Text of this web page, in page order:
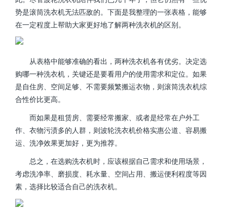
势是滚筒洗衣机无法匹敌的。下面是我整理的一张表格，能够
在一定程度上帮助大家更好地了解两种洗衣机的区别。
从表格中能够准确的看出，两种洗衣机各有优劣。决定选
购哪一种洗衣机，关键还是要看用户的使用需求和定位。如果
是自住房、空间足够、不需要频繁搬运衣物，则滚筒洗衣机综
合性价比更高。
而如果是租赁房、需要经常搬家、或者是经常在户外工
作、衣物污渍多的人群，则波轮洗衣机价格实惠公道、容易搬
运、洗净效果更加好，更为推荐。
总之，在选购洗衣机时，应该根据自己需求和使用场景，
考虑洗净率、磨损度、耗水量、空间占用、搬运便利程度等因
素，选择比较适合自己的洗衣机。